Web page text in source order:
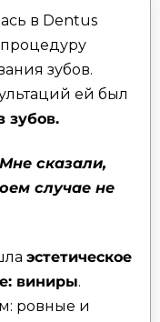
в Dentus
зубов.
ей был
зубов.
сказали,
случае не
эстетическое
виниры.
ровные и